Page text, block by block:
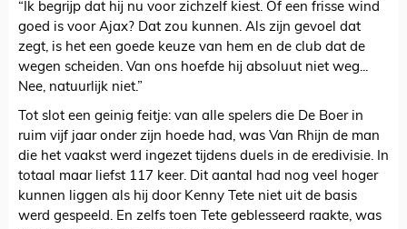
“Ik begrijp dat hij nu voor zichzelf kiest. Of een frisse wind
goed is voor Ajax? Dat zou kunnen. Als zijn gevoel dat
zegt, is het een goede keuze van hem en de club dat de
wegen scheiden. Van ons hoefde hij absoluut niet weg...
Nee, natuurlijk niet.”
Tot slot een geinig feitje: van alle spelers die De Boer in
ruim vijf jaar onder zijn hoede had, was Van Rhijn de man
die het vaakst werd ingezet tijdens duels in de eredivisie. In
totaal maar liefst 117 keer. Dit aantal had nog veel hoger
kunnen liggen als hij door Kenny Tete niet uit de basis
werd gespeeld. En zelfs toen Tete geblesseerd raakte, was